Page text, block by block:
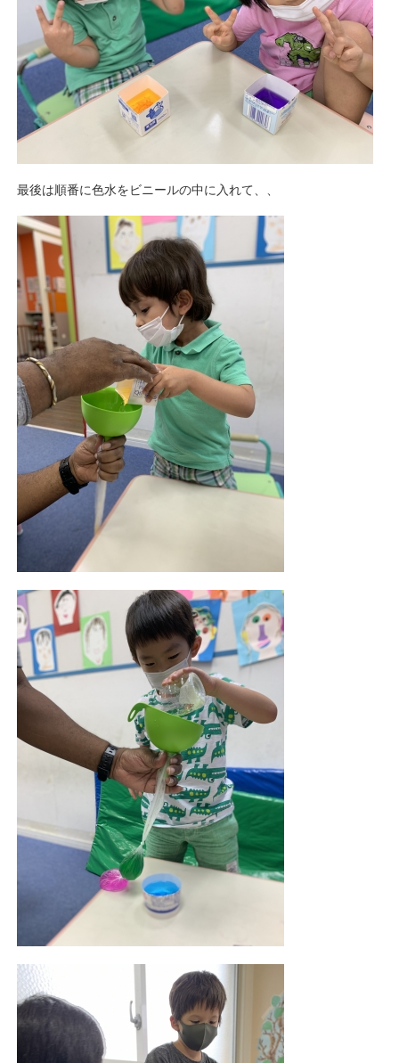
最後は順番に色水をビニールの中に入れて、、